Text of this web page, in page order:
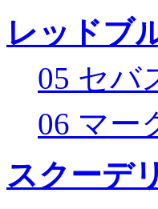
レッドブ
05 セバ
06 マー
スクーデ